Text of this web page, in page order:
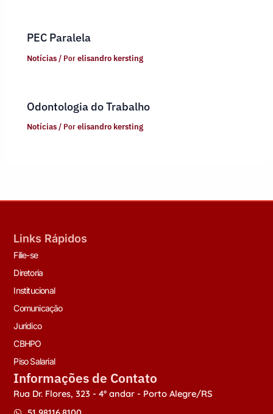
PEC Paralela
Notícias/ Porelisandro kersting
Odontologia do Trabalho
Notícias/ Porelisandro kersting
Links Rápidos
Filie-se
Diretoria
Institucional
Comunicação
Jurídico
CBHPO
Piso Salarial
Informações de Contato
Rua Dr. Flores, 323 - 4º andar - Porto Alegre/RS